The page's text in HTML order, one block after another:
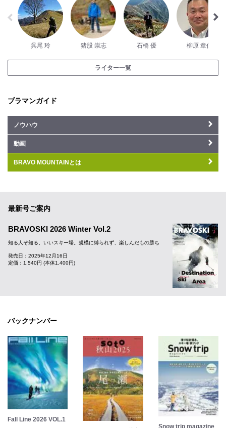
呉尾 玲 猪股 崇志 石橋 優 柳原 章仁
ライター一覧
ブラマンガイド
ノウハウ
動画
BRAVO MOUNTAINとは
最新号ご案内
BRAVOSKI 2026 Winter Vol.2
知る人ぞ知る、いいスキー場。規模に縛られず、楽しんだもの勝ち
発売日：2025年12月16日
定価：1,540円 (本体1,400円)
バックナンバー
Fall Line 2026 VOL.1
Snow trip magazine